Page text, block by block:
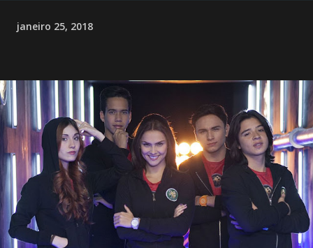
janeiro 25, 2018